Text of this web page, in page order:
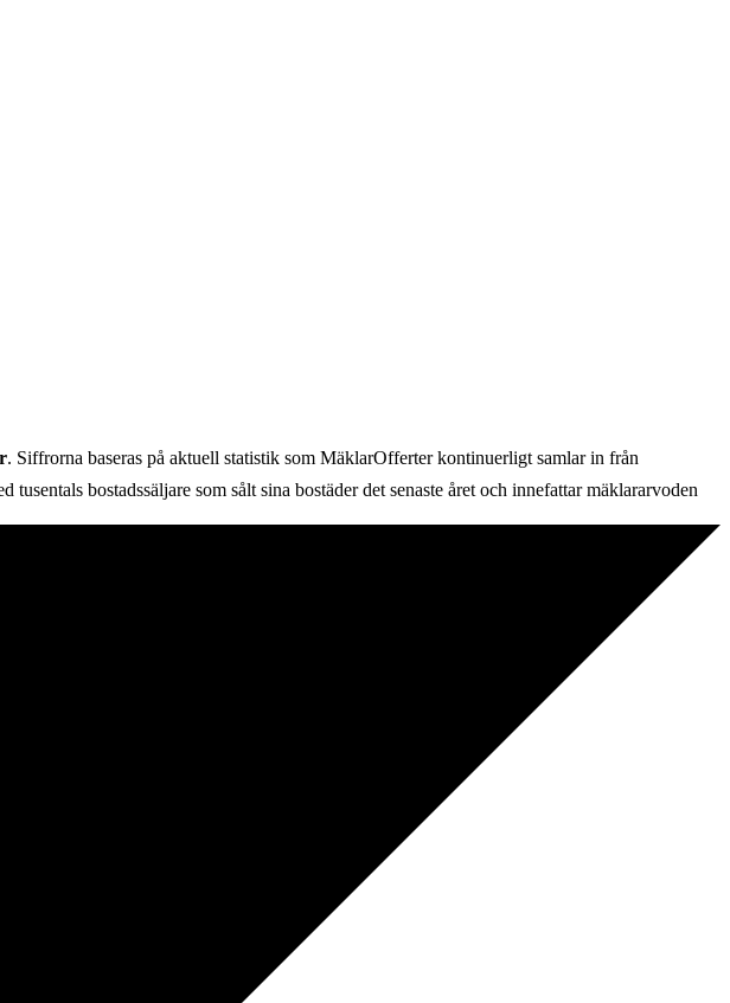
. Siffrorna baseras på aktuell statistik som MäklarOfferter kontinuerligt samlar in från
bostadssäljare som sålt sina bostäder det senaste året och innefattar mäklararvoden